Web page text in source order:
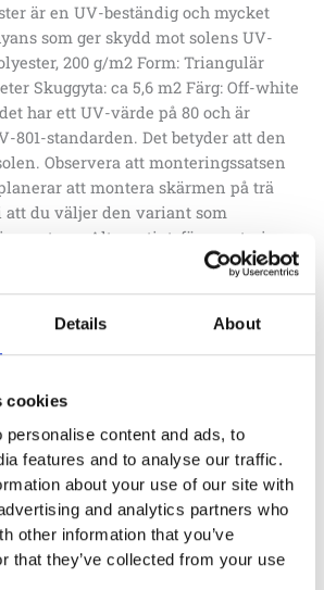
Details About
cookies
personalise content and ads, to
features and to analyse our traffic.
about your use of our site with
and analytics partners who
other information that you’ve
that they’ve collected from your use
är en UV-beständig och mycket
som ger skydd mot solens UV-
200 g/m2 Form: Triangulär
Skuggyta: ca 5,6 m2 Färg: Off-white
har ett UV-värde på 80 och är
801-standarden. Det betyder att den
Observera att monteringssatsen
att montera skärmen på trä
du väljer den variant som
Alternativt, för montering
kan du välja den separata L1044-
är större än 20 m2 eller sidolängder
rekommenderas inte. Garantin
små parasoller för att täcka ett stort
i offertförfrågan